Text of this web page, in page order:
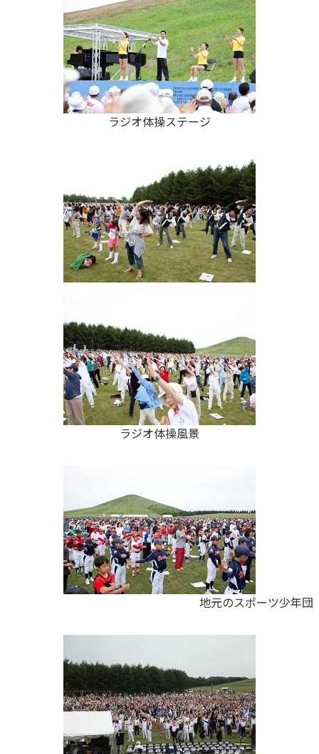
ラジオ体操ステージ
ラジオ体操風景
地元のスポーツ少年団